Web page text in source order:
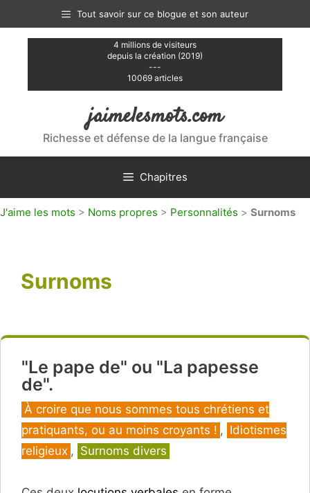
contenu
Tout savoir sur ce blogue et son auteur
4 millions de visiteurs
depuis la création (2019)
---
10069 articles
jaimelesmots.com
Richesse et défense de la langue française
Chapitres
J'aime les mots > Noms propres > Personnalités > Surnoms
Surnoms
"Le pape de" ou "La papesse
de".
Catégories
À croire que nous sommes tous chrétiens et
pratiquants, ou au moins croyants ! , Idiotismes
religieux , Surnoms divers